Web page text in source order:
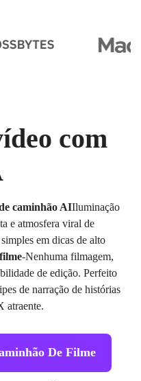
com
caminhão AIIluminação
e atmosfera viral de
em dicas de alto
-Nenhuma filmagem,
de edição. Perfeito
de narração de histórias
atraente.
De Filme